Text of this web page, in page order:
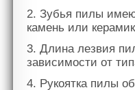
2. Зубья пилы
камень или
3. Длина лезвия
зависимости от
4. Рукоятка пилы